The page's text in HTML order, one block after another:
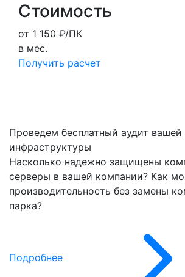
Стоимость
от 1 150 ₽/ПК
в мес.
Получить расчет
Проведем бесплатный аудит вашей
инфраструктуры
Насколько надежно защищены
серверы в вашей компании? Как
производительность без замены
парка?
Подробнее